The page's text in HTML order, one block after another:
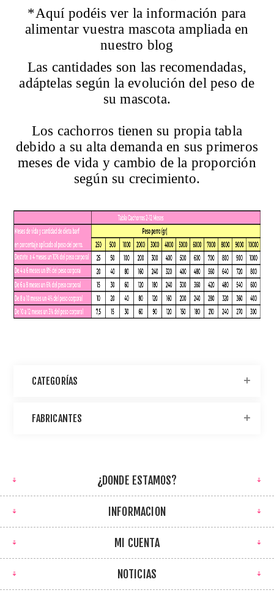
*Aquí podéis ver la información para
alimentar vuestra mascota ampliada en
nuestro blog
Las cantidades son las recomendadas,
adáptelas según la evolución del peso de
su mascota.
Los cachorros tienen su propia tabla
debido a su alta demanda en sus primeros
meses de vida y cambio de la proporción
según su crecimiento.
CATEGORÍAS
FABRICANTES
¿DONDE ESTAMOS?
INFORMACION
MI CUENTA
NOTICIAS